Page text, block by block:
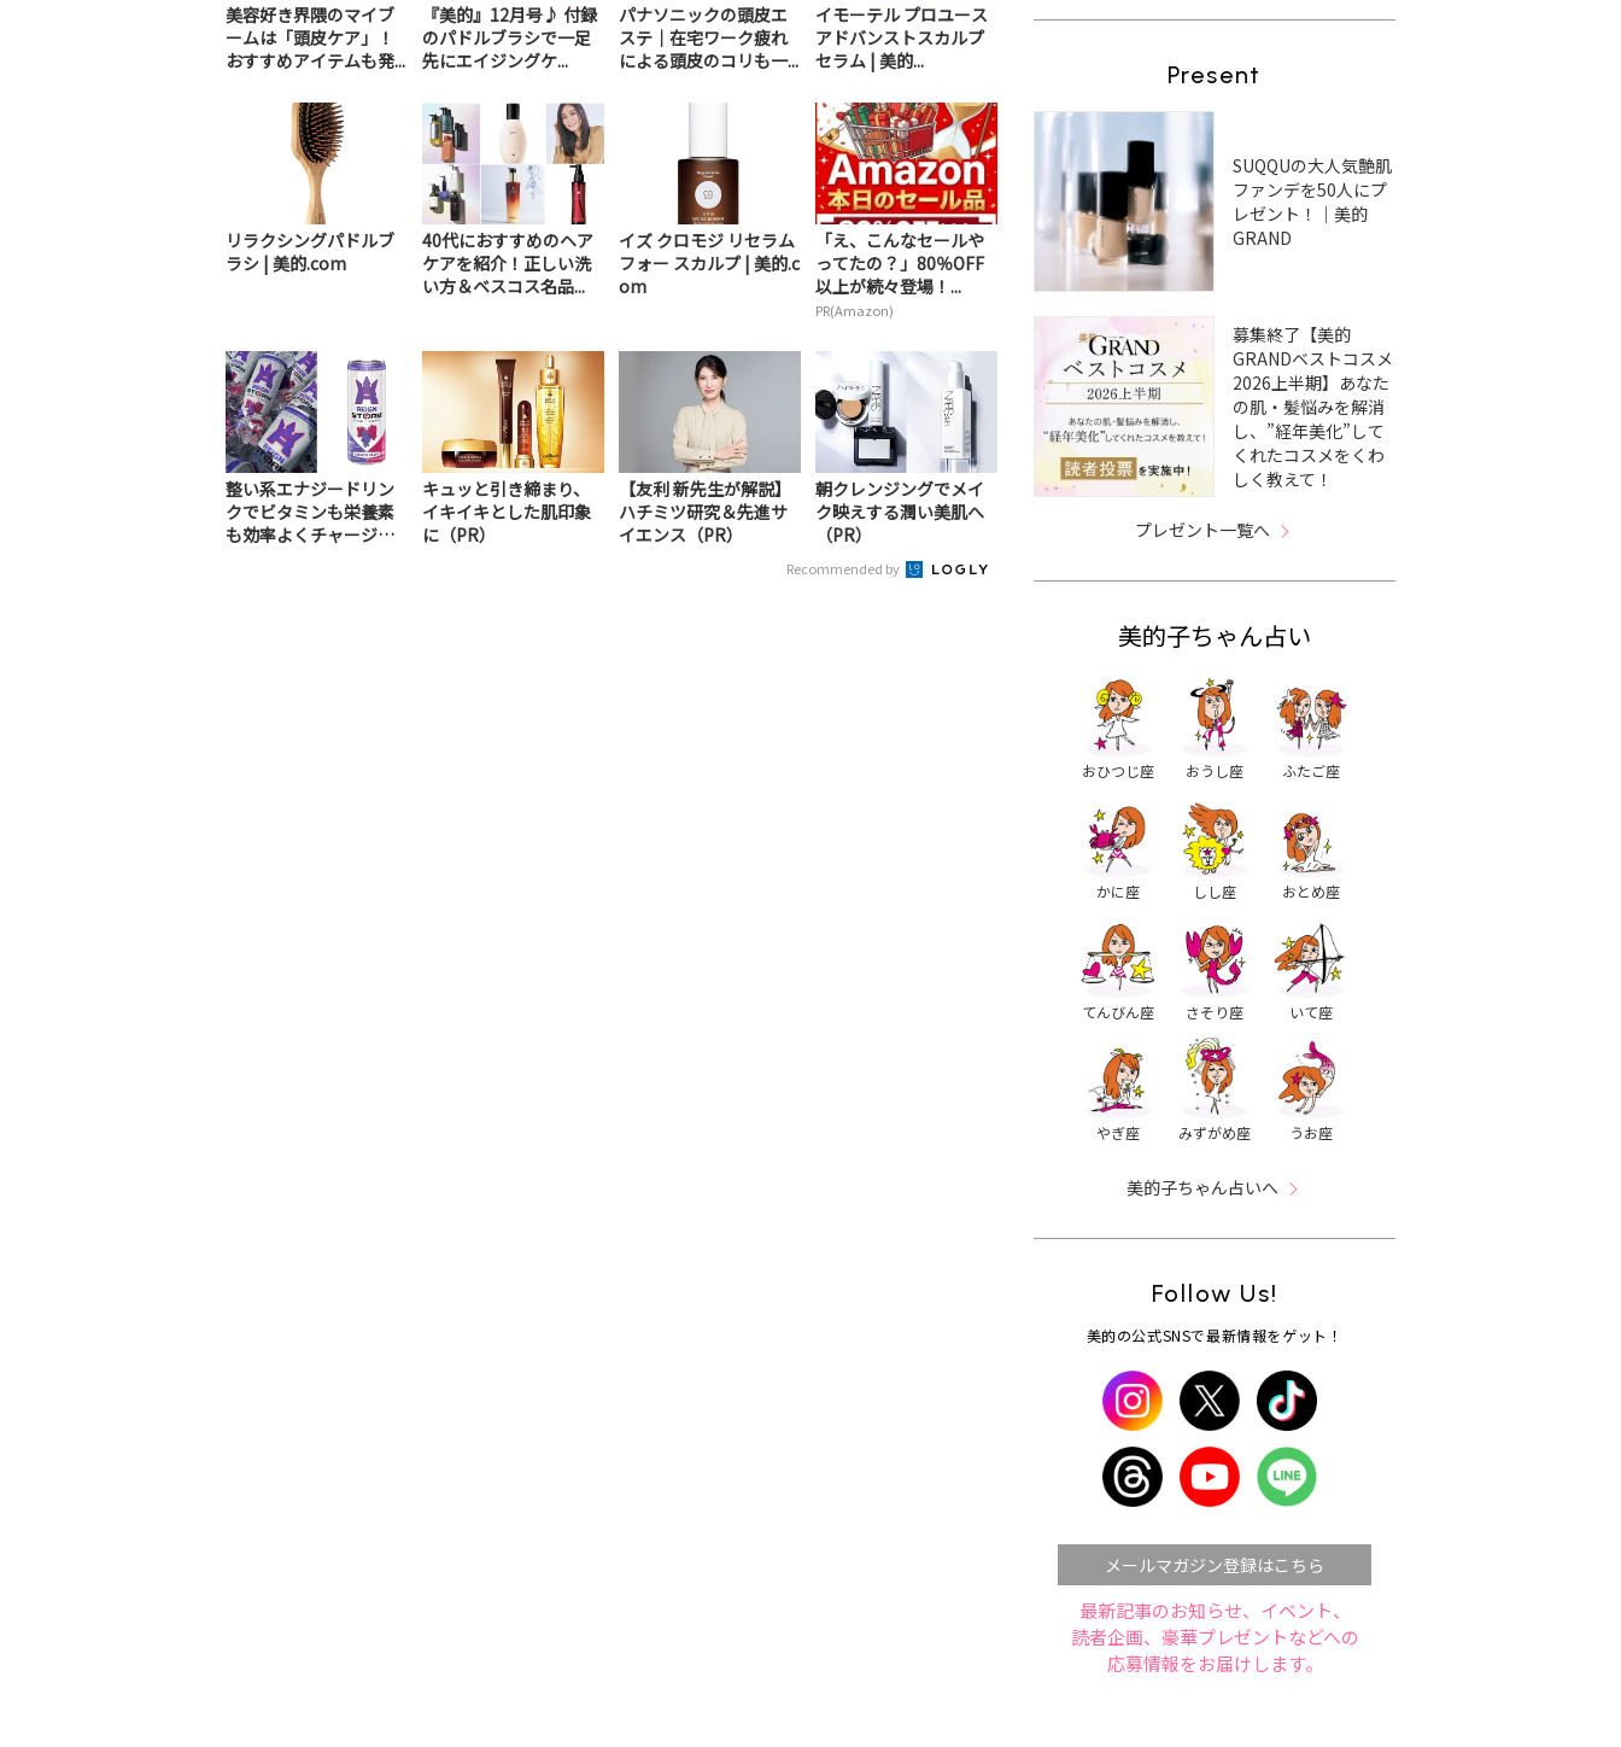
美容好き界隈のマイブ
ームは「頭皮ケア」！
おすすめアイテムも発...
『美的』12月号♪ 付録
のパドルブラシで一足
先にエイジングケ...
パナソニックの頭皮エ
ステ｜在宅ワーク疲れ
による頭皮のコリも一...
イモーテル プロユース
アドバンストスカルプ
セラム | 美的...
リラクシングパドルブ
ラシ | 美的.com
40代におすすめのヘア
ケアを紹介！正しい洗
い方＆ベスコス名品...
イズ クロモジ リセラム
フォー スカルプ | 美的.c
om
「え、こんなセールや
ってたの？」80％OFF
以上が続々登場！...
PR(Amazon)
整い系エナジードリン
クでビタミンも栄養素
も効率よくチャージ！
キュッと引き締まり、
イキイキとした肌印象
に（PR）
【友利 新先生が解説】
ハチミツ研究＆先進サ
イエンス（PR）
朝クレンジングでメイ
ク映えする潤い美肌へ
（PR）
Recommended by
Present
SUQQUの大人気艶肌
ファンデを50人にプ
レゼント！｜美的
GRAND
募集終了【美的
GRANDベストコスメ
2026上半期】あなた
の肌・髪悩みを解消
し、”経年美化”して
くれたコスメをくわ
しく教えて！
プレゼント一覧へ
美的子ちゃん占い
おひつじ座 おうし座 ふたご座
かに座 しし座 おとめ座
てんびん座 さそり座 いて座
やぎ座 みずがめ座 うお座
美的子ちゃん占いへ
Follow Us!
美的の公式SNSで最新情報をゲット！
メールマガジン登録はこちら
最新記事のお知らせ、イベント、
読者企画、豪華プレゼントなどへの
応募情報をお届けします。